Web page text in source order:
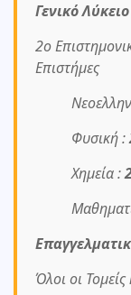
Γενικό Λύκειο
2ο
Επιστήμες
Φυσική :
Χημεία :
Όλοι οι Τομείς